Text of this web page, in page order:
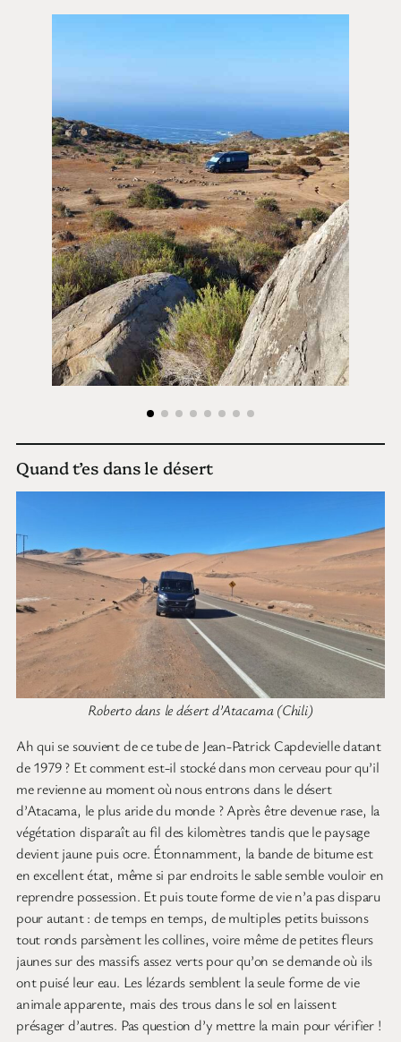
Quand t’es dans le désert
Roberto dans le désert d’Atacama (Chili)
Ah qui se souvient de ce tube de Jean-Patrick Capdevielle datant
de 1979 ? Et comment est-il stocké dans mon cerveau pour qu’il
me revienne au moment où nous entrons dans le désert
d’Atacama, le plus aride du monde ? Après être devenue rase, la
végétation disparaît au fil des kilomètres tandis que le paysage
devient jaune puis ocre. Étonnamment, la bande de bitume est
en excellent état, même si par endroits le sable semble vouloir en
reprendre possession. Et puis toute forme de vie n’a pas disparu
pour autant : de temps en temps, de multiples petits buissons
tout ronds parsèment les collines, voire même de petites fleurs
jaunes sur des massifs assez verts pour qu’on se demande où ils
ont puisé leur eau. Les lézards semblent la seule forme de vie
animale apparente, mais des trous dans le sol en laissent
présager d’autres. Pas question d’y mettre la main pour vérifier !